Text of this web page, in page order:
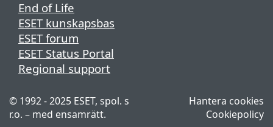
End of Life
ESET kunskapsbas
ESET forum
ESET Status Portal
Regional support
© 1992 - 2025 ESET, spol. s
r.o. – med ensamrätt.
Hantera cookies
Cookiepolicy